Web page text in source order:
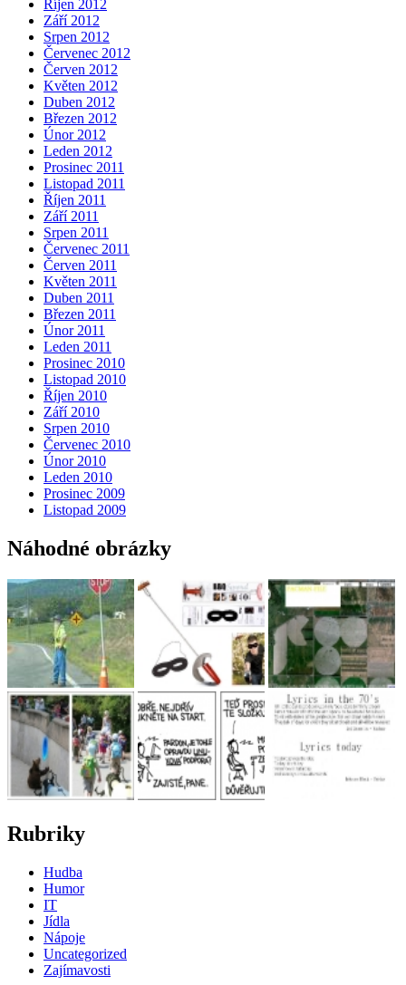
Říjen 2012
Září 2012
Srpen 2012
Červenec 2012
Červen 2012
Květen 2012
Duben 2012
Březen 2012
Únor 2012
Leden 2012
Prosinec 2011
Listopad 2011
Říjen 2011
Září 2011
Srpen 2011
Červenec 2011
Červen 2011
Květen 2011
Duben 2011
Březen 2011
Únor 2011
Leden 2011
Prosinec 2010
Listopad 2010
Říjen 2010
Září 2010
Srpen 2010
Červenec 2010
Únor 2010
Leden 2010
Prosinec 2009
Listopad 2009
Náhodné obrázky
Rubriky
Hudba
Humor
IT
Jídla
Nápoje
Uncategorized
Zajímavosti